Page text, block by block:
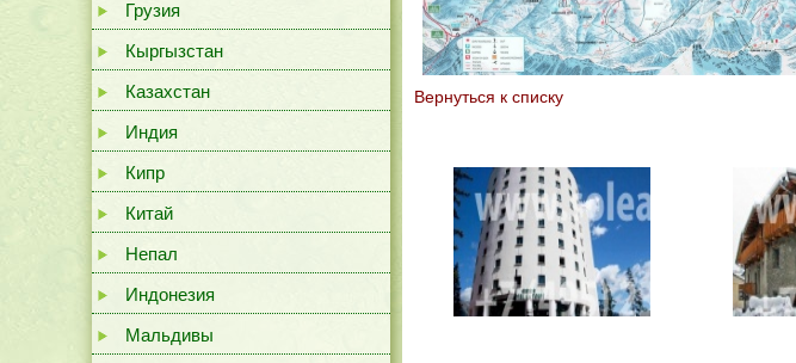
Грузия
Кыргызстан
Казахстан
Индия
Кипр
Китай
Непал
Индонезия
Мальдивы
Вернутьcя к списку